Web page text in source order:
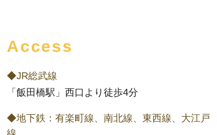
Access
◆JR総武線
「飯田橋駅」西口より徒歩4分
◆地下鉄：有楽町線、南北線、東西線、大江戸